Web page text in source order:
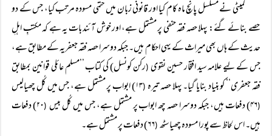
کمیٹی نے مسلسل پانچ ماہ کام کیا اور قانونی زبان میں حتمی مسودہ مرتب کیا، جس کے دو
حصے بنائے گئے: پہلا حصہ فقہ حنفی پر مشتمل ہے، اور خوش آئند بات یہ ہے کہ مکتبِ اہلِ
حدیث کے ہاں بھی میراث کے یہی احکام ہیں۔ جبکہ دوسرا حصہ فقہ جعفریہ کے مطابق ہے،
جس کے لیے علامہ سید افتخار حسین نقوی (رکن کونسل) کی کتاب ’’مسلم عائلی قوانین بمطابق
فقہ جعفری‘‘ کو بنیاد بنایا گیا۔ پہلا حصہ تیرہ(۱۳) ابواب پر مشتمل ہے، جس میں کُل چھیالیس
(۴۶) دفعات ہیں، جبکہ دوسرا حصہ چھ ابواب پر مشتمل ہے، جس میں کُل بیس (
۲۰) دفعات
ہیں۔ اس لحاظ سے پورا مسودہ چھیاسٹھ (۶۶) دفعات پر مشتمل ہے۔